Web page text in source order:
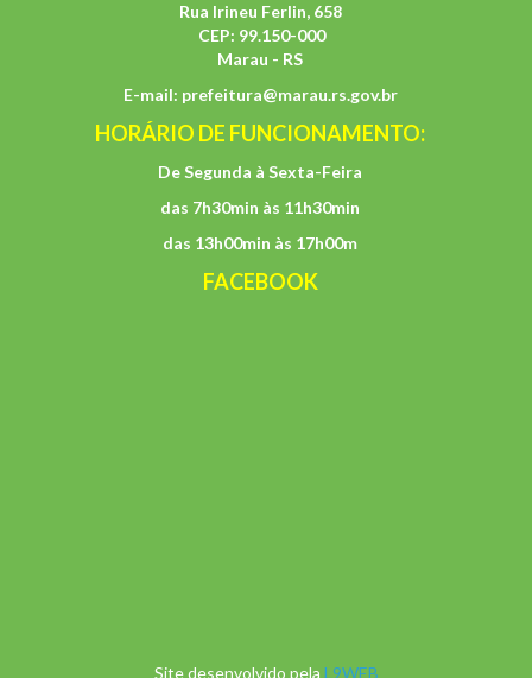
Rua Irineu Ferlin, 658
CEP: 99.150-000
Marau - RS
E-mail: prefeitura@marau.rs.gov.br
HORÁRIO DE FUNCIONAMENTO:
De Segunda à Sexta-Feira
das 7h30min às 11h30min
das 13h00min às 17h00m
FACEBOOK
Site desenvolvido pela L9WEB